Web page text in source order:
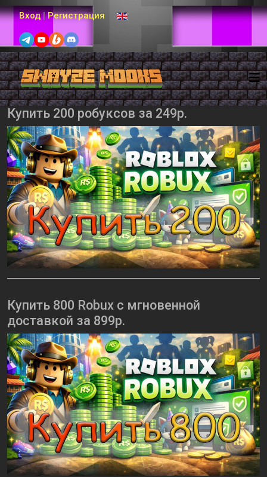
Вход | Регистрация Выберите язык
Купить 200 робуксов за 249р.
Купить 800 Robux с мгновенной
доставкой за 899р.